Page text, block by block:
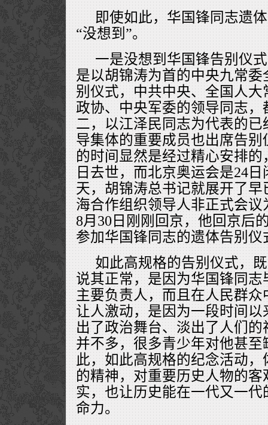
即使如此，华国锋同志遗
“没想到”。
一是没想到华国锋告别仪
是以胡锦涛为首的中央九常
别仪式，中共中央、全国人
政协、中央军委的领导同志
二，以江泽民同志为代表的
导集体的重要成员也出席告
的时间显然是经过精心安排的
日去世，而北京奥运会是24
天，胡锦涛总书记就展开了
海合作组织领导人非正式会
8月30日刚刚回京，他回京后
参加华国锋同志的遗体告别仪
如此高规格的告别仪式，
说其正常，是因为华国锋同
主要负责人，而且在人民群
让人激动，是因为一段时间
出了政治舞台、淡出了人们
并不多，很多青少年对他甚
此，如此高规格的纪念活动
的精神，对重要历史人物的
实，也让历史能在一代又一
命力。